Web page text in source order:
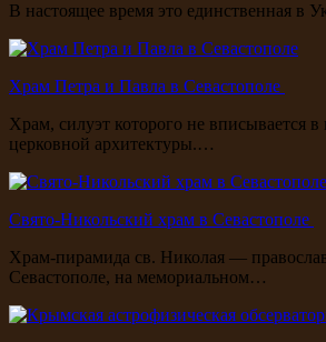
В настоящее время это единственная в
Храм Петра и Павла в Севастополе
Храм, силуэт которого не вписывается
церковной архитектуры.…
Свято-Никольский храм в Севастополе
Храм-пирамида св. Николая —
Севастополе, на мемориальном…